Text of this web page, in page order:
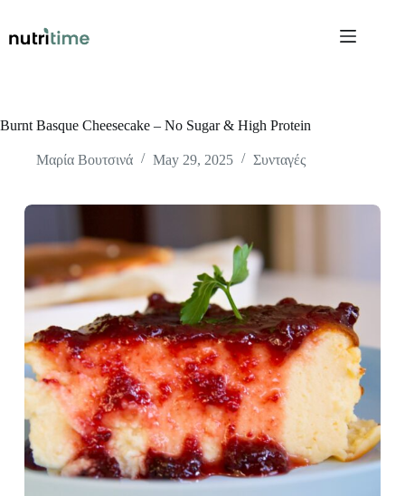
content
Burnt Basque Cheesecake – No Sugar & High Protein
Μαρία Βουτσινά May 29, 2025 Συνταγές